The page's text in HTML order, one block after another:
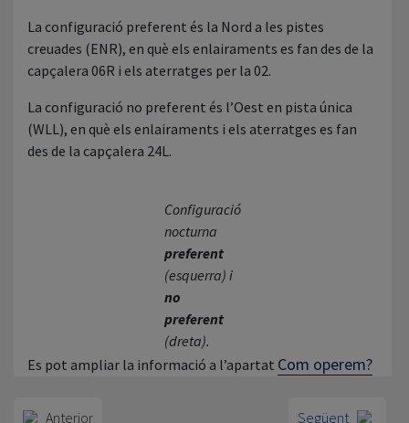
La configuració preferent és la Nord a les pistes
creuades (ENR), en què els enlairaments es fan des de la
capçalera 06R i els aterratges per la 02.
La configuració no preferent és l’Oest en pista única
(WLL), en què els enlairaments i els aterratges es fan
des de la capçalera 24L.
Configuració
nocturna
preferent
(esquerra) i
no
preferent
(dreta).
Es pot ampliar la informació a l’apartat Com operem?
Anterior Següent